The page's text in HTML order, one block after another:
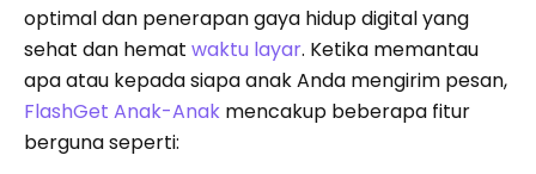
optimal dan penerapan gaya hidup digital yang
sehat dan hemat waktu layar. Ketika memantau
apa atau kepada siapa anak Anda mengirim pesan,
FlashGet Anak-Anak mencakup beberapa fitur
berguna seperti: